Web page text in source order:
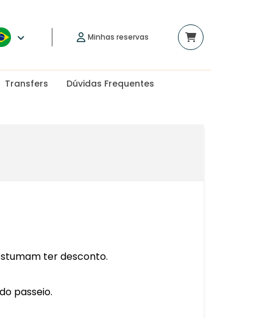
Minhas reservas
Transfers Dúvidas Frequentes
ter desconto.
passeio.